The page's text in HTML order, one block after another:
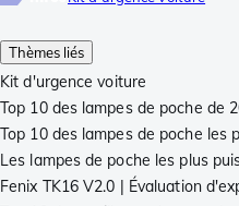
Thèmes liés
Kit d'urgence voiture
Top 10 des lampes de poche de
Top 10 des lampes de poche les
Les lampes de poche les plus
Fenix TK16 V2.0 | Évaluation